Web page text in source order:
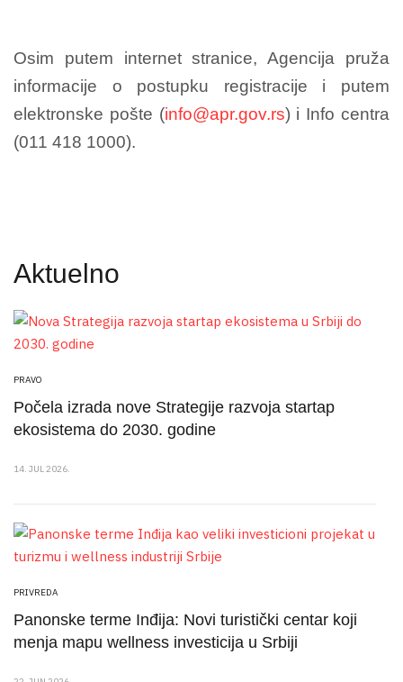
Osim putem internet stranice, Agencija pruža
informacije o postupku registracije i putem
elektronske pošte (info@apr.gov.rs) i Info centra
(011 418 1000).
Aktuelno
PRAVO
Počela izrada nove Strategije razvoja startap
ekosistema do 2030. godine
14. JUL 2026.
PRIVREDA
Panonske terme Inđija: Novi turistički centar koji
menja mapu wellness investicija u Srbiji